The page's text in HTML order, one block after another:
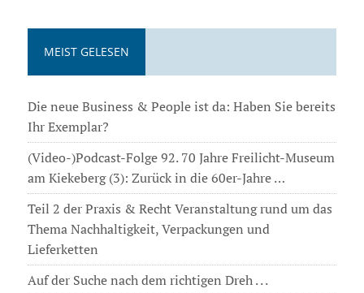
MEIST GELESEN
Die neue Business & People ist da: Haben Sie bereits
Ihr Exemplar?
(Video-)Podcast-Folge 92. 70 Jahre Freilicht-Museum
am Kiekeberg (3): Zurück in die 60er-Jahre …
Teil 2 der Praxis & Recht Veranstaltung rund um das
Thema Nachhaltigkeit, Verpackungen und
Lieferketten
Auf der Suche nach dem richtigen Dreh . . .